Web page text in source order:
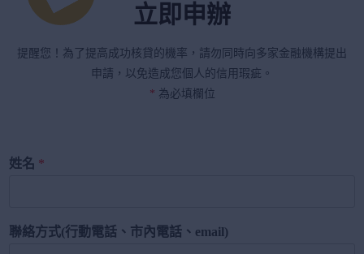
立即申辦
提醒您！為了提高成功核貸的機率，請勿同時向多家金融機構提出
申請，以免造成您個人的信用瑕疵。
* 為必填欄位
姓名 *
聯絡方式(行動電話、市內電話、email)